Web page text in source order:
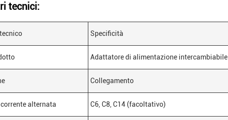
tecnici:
Specificità
Adattatore di alimentazione intercambiabile
Collegamento
corrente alternata C6, C8, C14 (facoltativo)